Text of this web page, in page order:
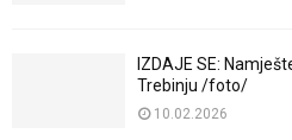
IZDAJE SE:
Trebinju /foto/
10.02.2026